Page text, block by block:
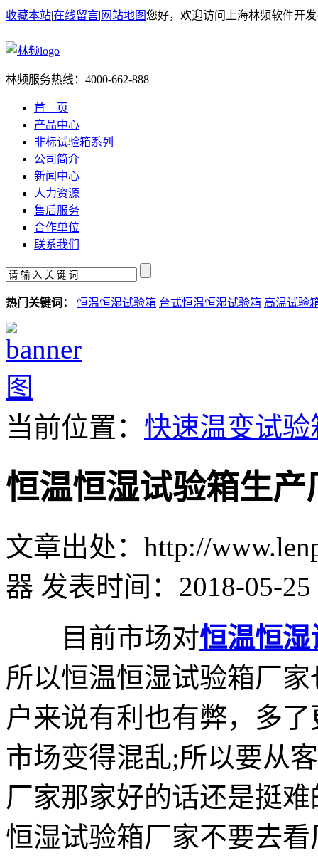
收藏本站|在线留言| 网站地图您好，欢迎访问上海林频软件开
林频服务热线： 4000-662-888
首 页
产品中心
非标试验箱系列
公司简介
新闻中心
人力资源
售后服务
合作单位
联系我们
热门关键词： 恒温恒湿试验箱 台式恒温恒湿试验箱 高温试验
当前位置： 快速温变试验
恒温恒湿试验箱生产
文章出处：http://
器 发表时间：2018-05-25
目前市场对恒温恒湿
所以恒温恒湿试验箱厂
户来说有利也有弊，多
市场变得混乱;所以要从
厂家那家好的话还是挺
恒湿试验箱厂家不要去